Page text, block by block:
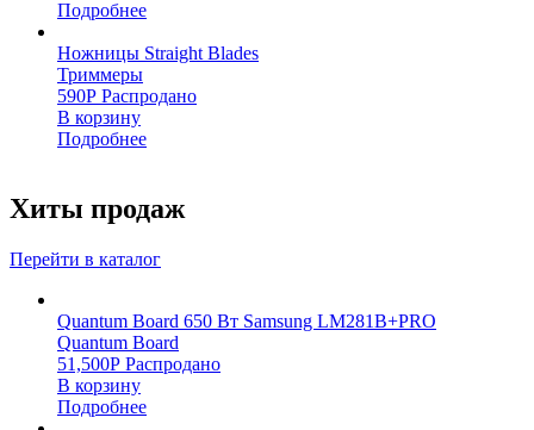
Подробнее
Ножницы Straight Blades
Триммеры
590Р Распродано
В корзину
Подробнее
Хиты продаж
Перейти в каталог
Quantum Board 650 Вт Samsung LM281B+PRO
Quantum Board
51,500Р Распродано
В корзину
Подробнее